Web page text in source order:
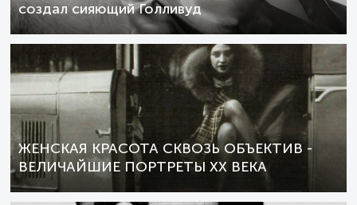
создал сияющий Голливуд
ЖЕНСКАЯ КРАСОТА СКВОЗЬ ОБЪЕКТИВ -
ВЕЛИЧАЙШИЕ ПОРТРЕТЫ XX ВЕКА